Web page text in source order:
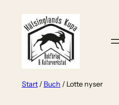
springen
Start/ Buch / Lotte nyser